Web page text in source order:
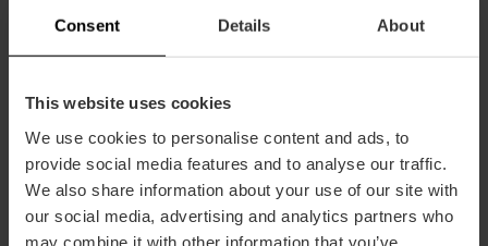
Consent Details About
This website uses cookies
We use cookies to personalise content and ads, to
provide social media features and to analyse our traffic.
We also share information about your use of our site with
our social media, advertising and analytics partners who
may combine it with other information that you’ve